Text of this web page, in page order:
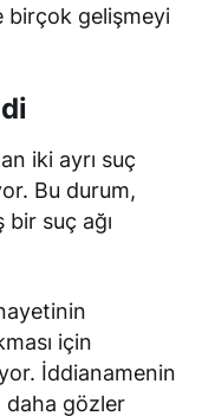
birçok gelişmeyi
iki ayrı suç
Bu durum,
bir suç ağı
için
İddianamenin
daha gözler